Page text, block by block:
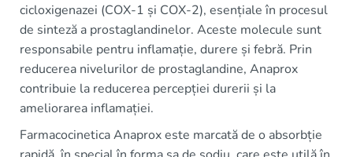
cicloxigenazei (COX-1 și COX-2), esențiale în procesul
de sinteză a prostaglandinelor. Aceste molecule sunt
responsabile pentru inflamație, durere și febră. Prin
reducerea nivelurilor de prostaglandine, Anaprox
contribuie la reducerea percepției durerii și la
ameliorarea inflamației.
Farmacocinetica Anaprox este marcată de o absorbție